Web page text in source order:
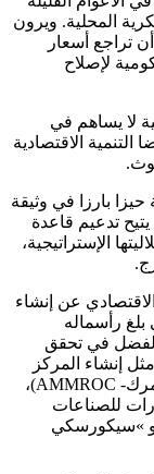
المحلية. ويرون
تراجع أسعار
الحكومية لإصلاح
لا يساهم في
الاقتصادية
بارزا في وثيقة
». ثانيا، يتيح تدعيم قاعدة
الإستراتيجية،
الاقتصادي عن إنشاء
بلغ رأسماله
الفضل في تحقق
إنشاء المركز
AMMROC)،
للصناعات
و »سيكورسكي